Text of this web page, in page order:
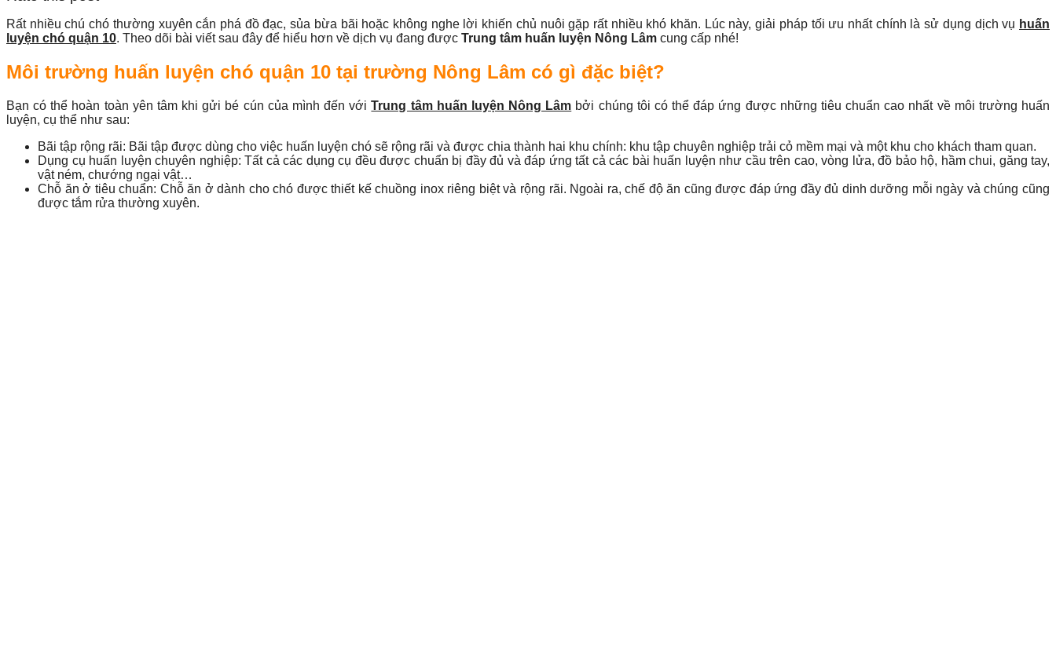
Rất nhiều chú chó thường xuyên cắn phá đồ đạc, sủa bừa bãi hoặc không nghe lời khiến chủ nuôi gặp rất nhiều khó khăn. Lúc này, giải pháp tối ưu nhất chính là sử dụng dịch vụ huấn
luyện chó quận 10. Theo dõi bài viết sau đây để hiểu hơn về dịch vụ đang được Trung tâm huấn luyện Nông Lâm cung cấp nhé!
Môi trường huấn luyện chó quận 10 tại trường Nông Lâm có gì đặc biệt?
Bạn có thể hoàn toàn yên tâm khi gửi bé cún của mình đến vớiTrung tâm huấn luyện Nông Lâm bởi chúng tôi có thể đáp ứng được những tiêu chuẩn cao nhất về môi trường huấn
luyện, cụ thể như sau:
Bãi tập rộng rãi: Bãi tập được dùng cho việc huấn luyện chó sẽ rộng rãi và được chia thành hai khu chính: khu tập chuyên nghiệp trải cỏ mềm mại và một khu cho khách tham quan.
Dụng cụ huấn luyện chuyên nghiệp: Tất cả các dụng cụ đều được chuẩn bị đầy đủ và đáp ứng tất cả các bài huấn luyện như cầu trên cao, vòng lửa, đồ bảo hộ, hầm chui, găng tay,
vật ném, chướng ngại vật…
Chỗ ăn ở tiêu chuẩn: Chỗ ăn ở dành cho chó được thiết kế chuồng inox riêng biệt và rộng rãi. Ngoài ra, chế độ ăn cũng được đáp ứng đầy đủ dinh dưỡng mỗi ngày và chúng cũng
được tắm rửa thường xuyên.